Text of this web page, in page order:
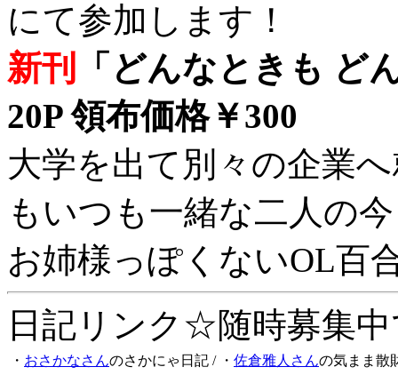
にて参加します！
新刊
「どんなときも ど
20P 領布価格￥300
大学を出て別々の企業
もいつも一緒な二人の
お姉様っぽくないOL百
日記リンク☆随時募集
・ おさかなさんのさかにゃ日記 / ・ 佐倉雅人さんの気まま散